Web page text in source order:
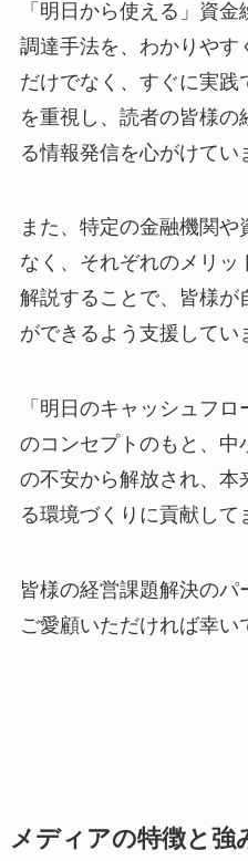
「明日から使える」資
調達手法を、わかりやす
だけでなく、すぐに実践
を重視し、読者の皆様の
る情報発信を心がけてい
また、特定の金融機関や
なく、それぞれのメリッ
解説することで、皆様が
ができるよう支援してい
「明日のキャッシュフ
のコンセプトのもと、中
の不安から解放され、本
る環境づくりに貢献して
皆様の経営課題解決のパ
ご愛顧いただければ幸い
メディアの特徴と強